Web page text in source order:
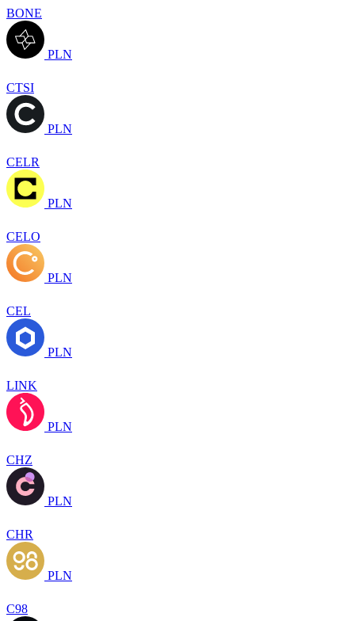
BONE
PLN
CTSI
PLN
CELR
PLN
CELO
PLN
CEL
PLN
LINK
PLN
CHZ
PLN
CHR
PLN
C98